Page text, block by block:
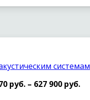
системам
руб. – 627 900 руб.